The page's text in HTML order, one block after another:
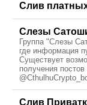
Слив
Слезы
Группа "Слезы
где информация
Существует
получения
Слив